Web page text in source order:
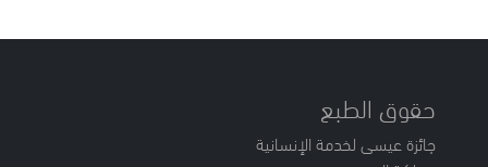
حقوق الطبع
جائزة عيسى لخدمة الإنسانية